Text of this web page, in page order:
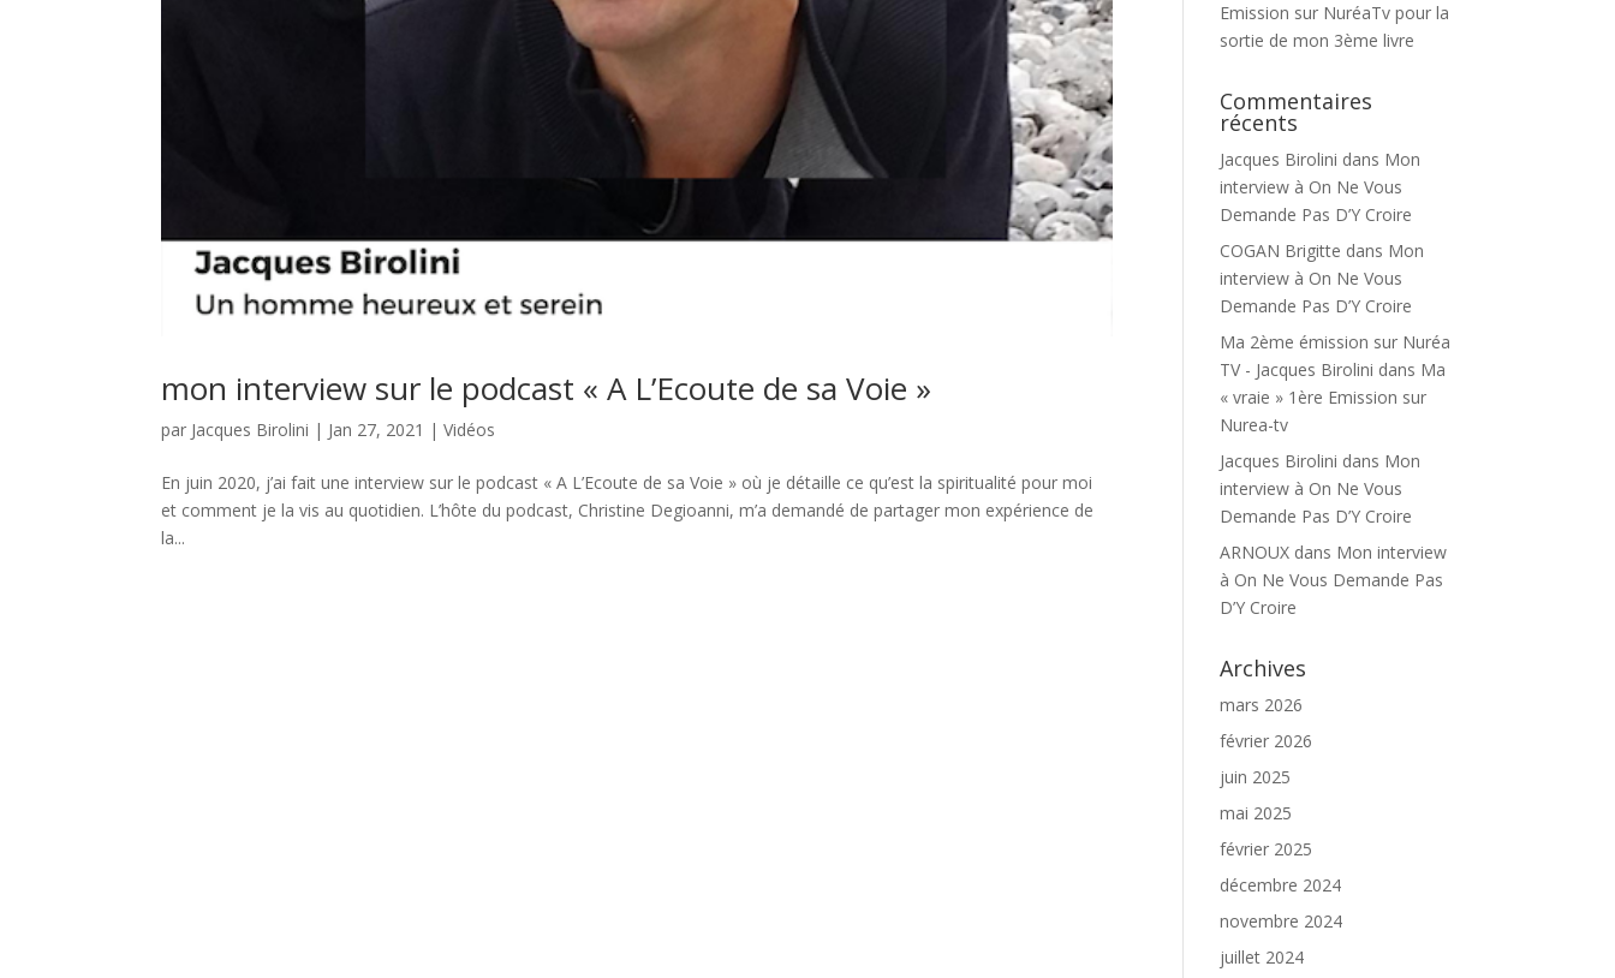
mon interview sur le podcast « A L’Ecoute de sa Voie »
par Jacques Birolini | Jan 27, 2021 |Vidéos
En juin 2020, j’ai fait une interview sur le podcast « A L’Ecoute de sa Voie » où je détaille ce qu’est la spiritualité pour moi
et comment je la vis au quotidien. L’hôte du podcast, Christine Degioanni, m’a demandé de partager mon expérience de
la...
Emission sur NuréaTv pour la
sortie de mon 3ème livre
Commentaires
récents
Jacques Birolini dans Mon
interview à On Ne Vous
Demande Pas D’Y Croire
COGAN Brigitte dans Mon
interview à On Ne Vous
Demande Pas D’Y Croire
Ma 2ème émission sur Nuréa
TV - Jacques Birolini dans Ma
« vraie » 1ère Emission sur
Nurea-tv
Jacques Birolini dans Mon
interview à On Ne Vous
Demande Pas D’Y Croire
ARNOUX dans Mon interview
à On Ne Vous Demande Pas
D’Y Croire
Archives
mars 2026
février 2026
juin 2025
mai 2025
février 2025
décembre 2024
novembre 2024
juillet 2024